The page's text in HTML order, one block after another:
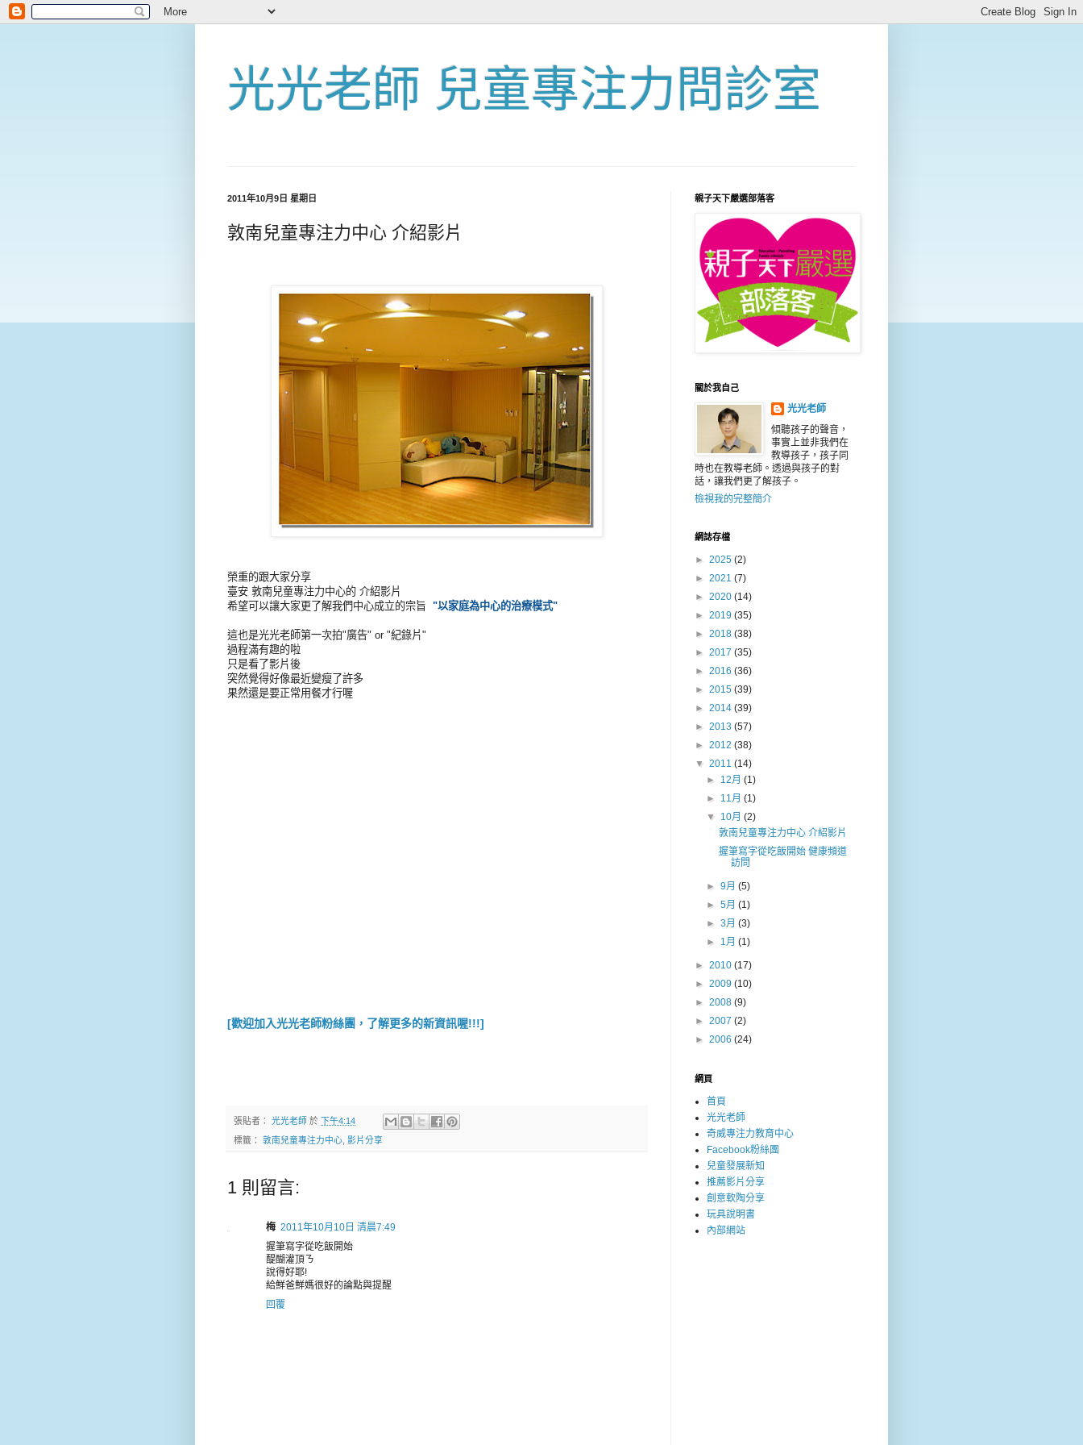
光光老師 兒童專注力問診室
2011年10月9日 星期日
敦南兒童專注力中心 介紹影片
榮重的跟大家分享
臺安 敦南兒童專注力中心的 介紹影片
希望可以讓大家更了解我們中心成立的宗旨 "以家庭為中心的治療模式"
這也是光光老師第一次拍"廣告" or "紀錄片"
過程滿有趣的啦
只是看了影片後
突然覺得好像最近變瘦了許多
果然還是要正常用餐才行喔
[歡迎加入光光老師粉絲團，了解更多的新資訊喔!!!]
張貼者： 光光老師 於 下午4:14
標籤： 敦南兒童專注力中心 影片分享
1 則留言:
梅 2011年10月10日 清晨7:49
握筆寫字從吃飯開始
醍醐灌頂ㄋ
說得好耶!
給鮮爸鮮媽很好的論點與提醒
回覆
親子天下嚴選部落客
關於我自己
光光老師
傾聽孩子的聲音，
事實上並非我們在
教導孩子，孩子同
時也在教導老師。透過與孩子的對
話，讓我們更了解孩子。
檢視我的完整簡介
網誌存檔
► 2025 (2)
► 2021 (7)
► 2020 (14)
► 2019 (35)
► 2018 (38)
► 2017 (35)
► 2016 (36)
► 2015 (39)
► 2014 (39)
► 2013 (57)
► 2012 (38)
▼ 2011 (14)
► 12月(1)
► 11月(1)
▼ 10月(2)
敦南兒童專注力中心 介紹影片
握筆寫字從吃飯開始 健康頻道
訪問
►9月(5)
►5月(1)
►3月(3)
► 1月(1)
► 2010 (17)
► 2009 (10)
► 2008 (9)
► 2007 (2)
► 2006 (24)
網頁
首頁
光光老師
奇威專注力教育中心
Facebook粉絲團
兒童發展新知
推薦影片分享
創意軟陶分享
玩具說明書
內部網站